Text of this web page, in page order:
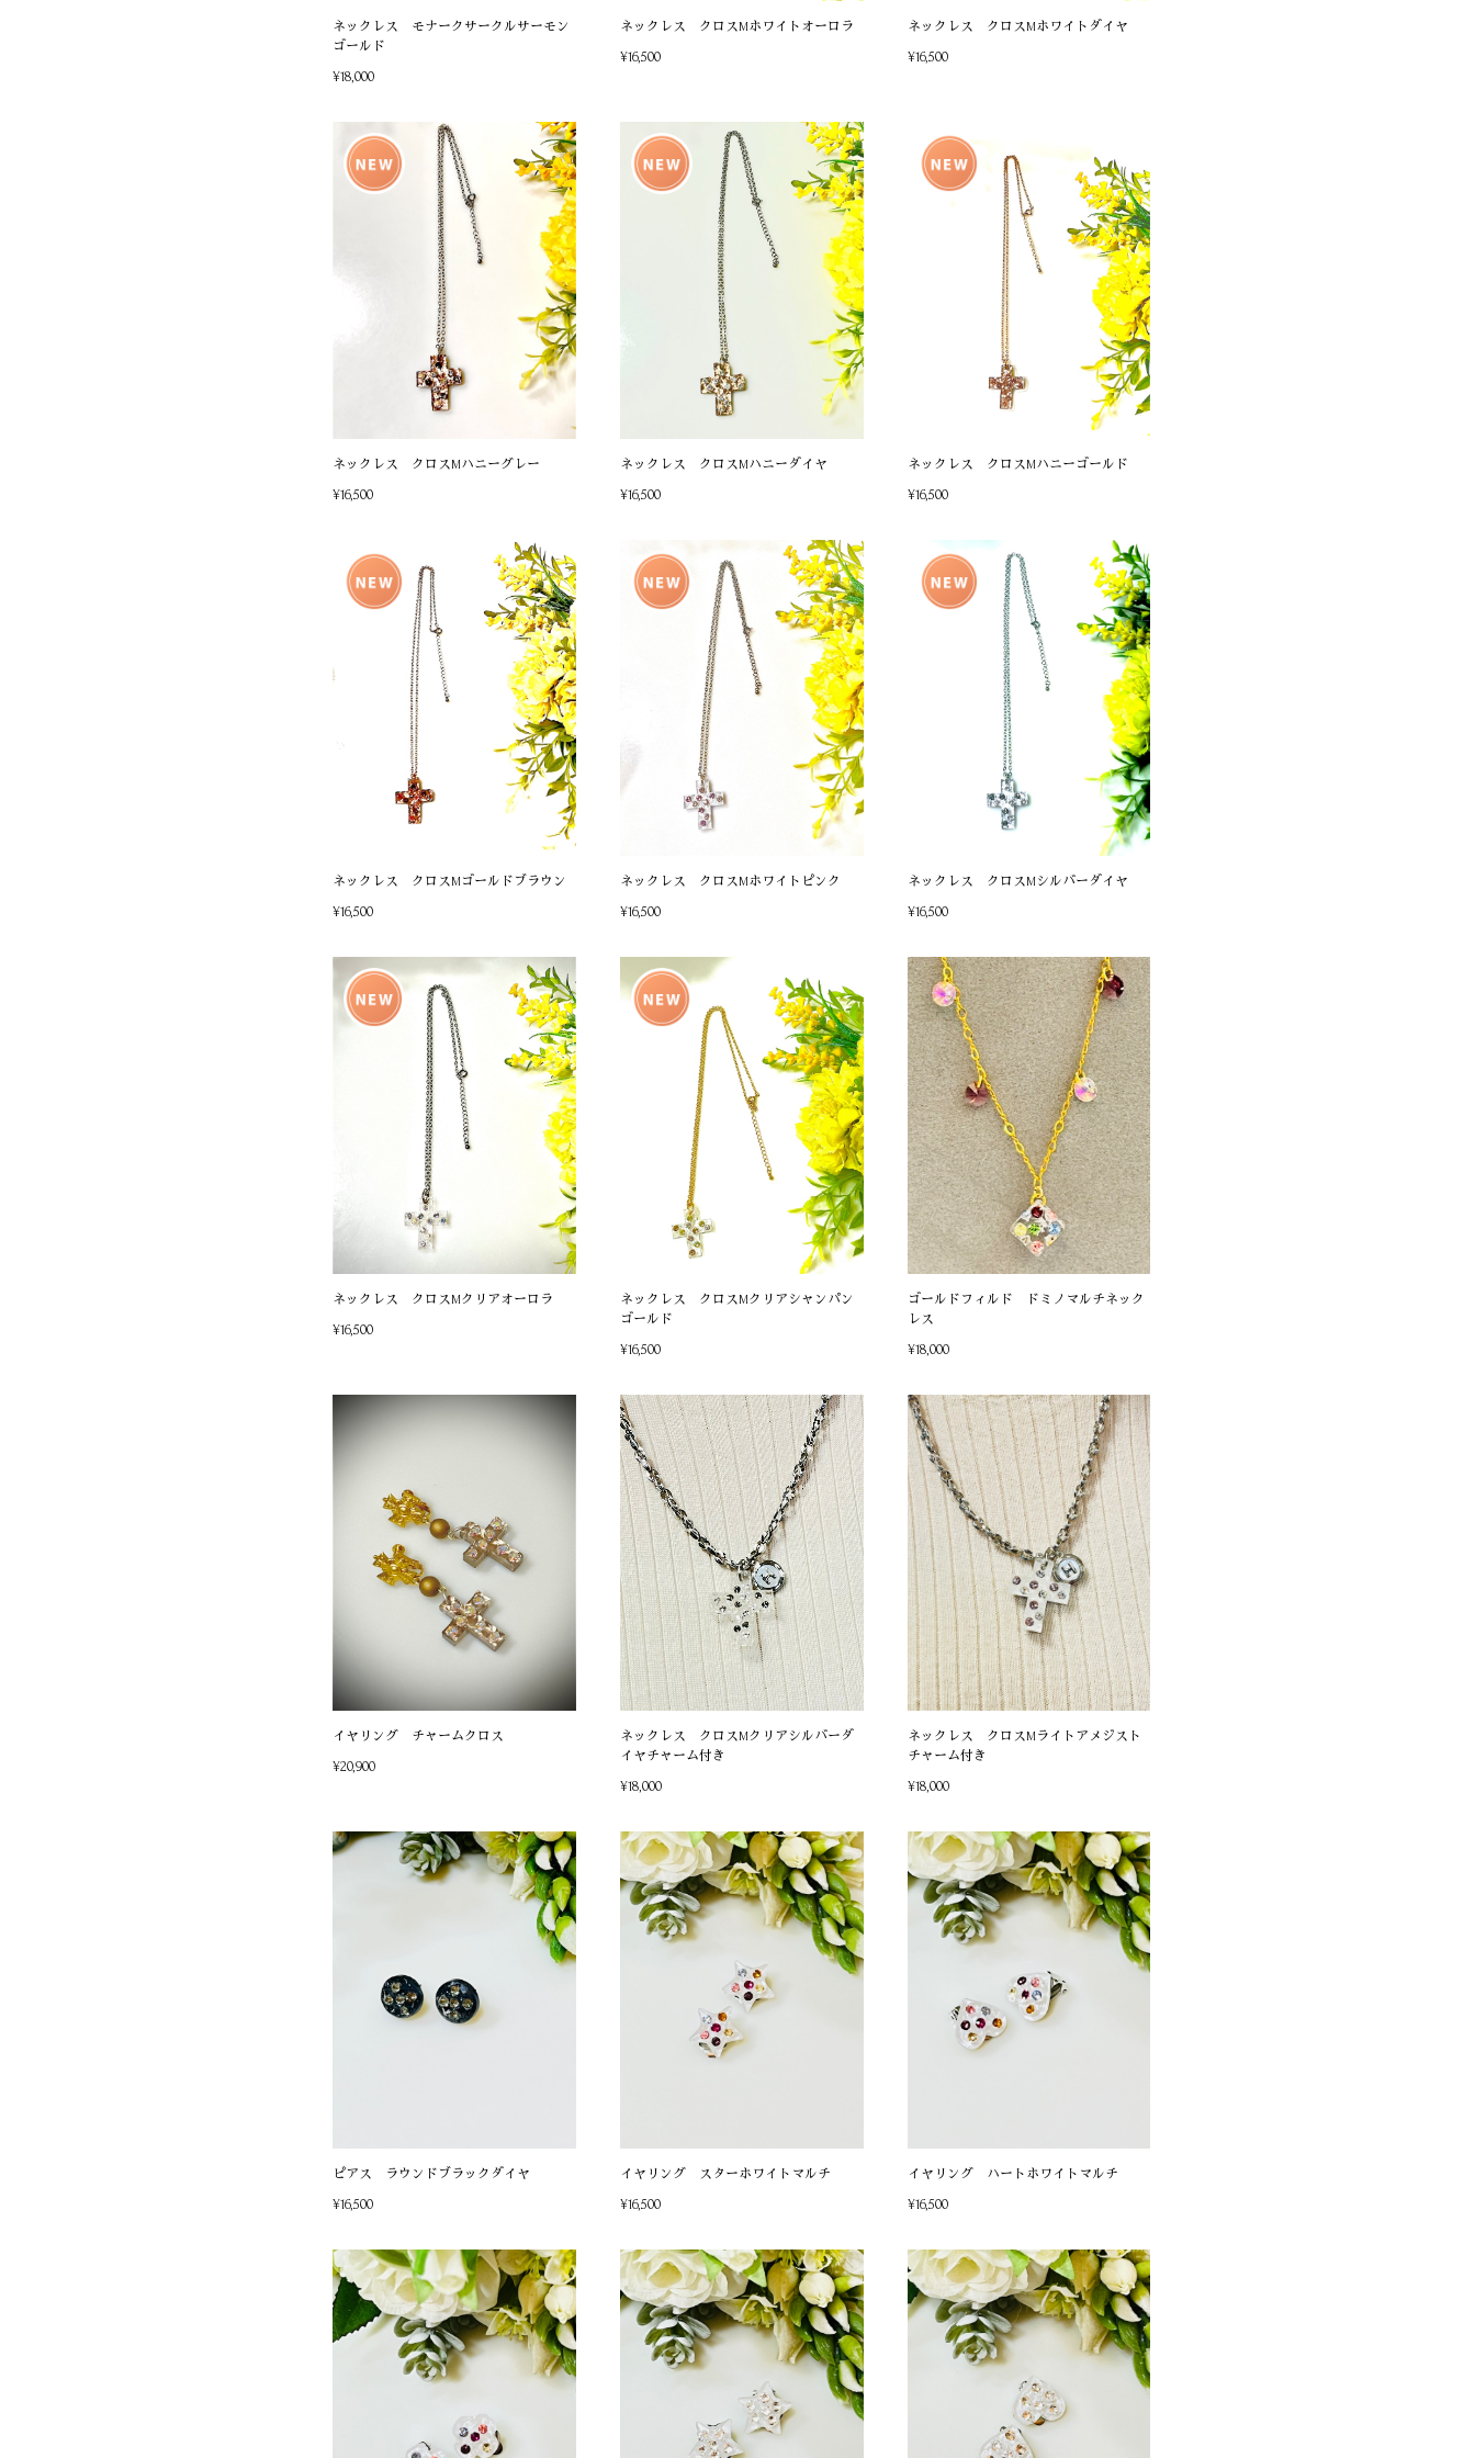
ネックレス モナークサークルサーモン
ゴールド
¥18,000
ネックレス クロスMホワイトオーロラ
¥16,500
ネックレス クロスMホワイトダイヤ
¥16,500
ネックレス クロスMハニーグレー
¥16,500
ネックレス クロスMハニーダイヤ
¥16,500
ネックレス クロスMハニーゴールド
¥16,500
ネックレス クロスMゴールドブラウン
¥16,500
ネックレス クロスMホワイトピンク
¥16,500
ネックレス クロスMシルバーダイヤ
¥16,500
ネックレス クロスMクリアオーロラ
¥16,500
ネックレス クロスMクリアシャンパン
ゴールド
¥16,500
ゴールドフィルド ドミノマルチネック
レス
¥18,000
イヤリング チャームクロス
¥20,900
ネックレス クロスMクリアシルバーダ
イヤチャーム付き
¥18,000
ネックレス クロスMライトアメジスト
チャーム付き
¥18,000
ピアス ラウンドブラックダイヤ
¥16,500
イヤリング スターホワイトマルチ
¥16,500
イヤリング ハートホワイトマルチ
¥16,500